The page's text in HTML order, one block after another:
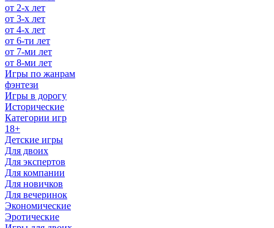
от 2-х лет
от 3-х лет
от 4-х лет
от 6-ти лет
от 7-ми лет
от 8-ми лет
Игры по жанрам
фэнтези
Игры в дорогу
Исторические
Категории игр
18+
Детские игры
Для двоих
Для экспертов
Для компании
Для новичков
Для вечеринок
Экономические
Эротические